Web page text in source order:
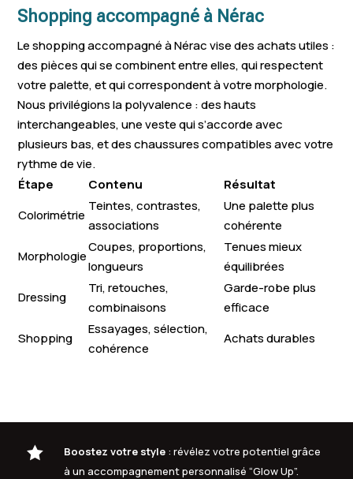
Shopping accompagné à Nérac
Le shopping accompagné à Nérac vise des achats utiles :
des pièces qui se combinent entre elles, qui respectent
votre palette, et qui correspondent à votre morphologie.
Nous privilégions la polyvalence : des hauts
interchangeables, une veste qui s’accorde avec
plusieurs bas, et des chaussures compatibles avec votre
rythme de vie.
Étape
Contenu
Résultat
Colorimétrie
Teintes, contrastes,
associations
Une palette plus
cohérente
Morphologie
Coupes, proportions,
longueurs
Tenues mieux
équilibrées
Dressing
Tri, retouches,
combinaisons
Garde-robe plus
efficace
Shopping
Essayages, sélection,
cohérence
Achats durables
 Boostez votre style: révélez votre potentiel grâce
à un accompagnement personnalisé “Glow Up”.